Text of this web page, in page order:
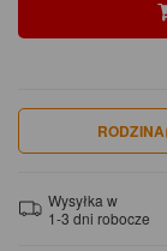
RODZINA
Wysyłka w
1-3 dni robocze